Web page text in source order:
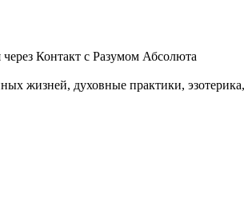
Контакт с Разумом Абсолюта
духовные практики,